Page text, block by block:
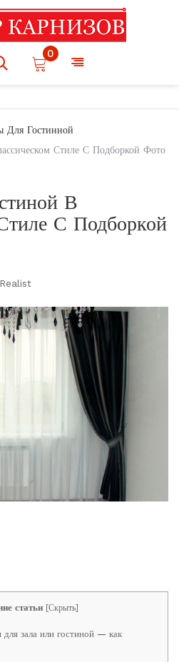
0
Для Гостинной
Стиле С Подборкой Фото
В
С Подборкой
Realist
статьи [Скрыть]
зала или гостиной — как